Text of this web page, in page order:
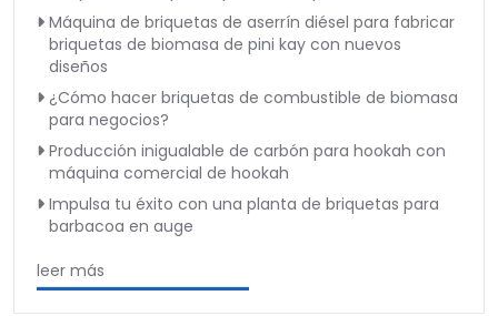
Máquina de briquetas de aserrín diésel para fabricar
briquetas de biomasa de pini kay con nuevos
diseños
¿Cómo hacer briquetas de combustible de biomasa
para negocios?
Producción inigualable de carbón para hookah con
máquina comercial de hookah
Impulsa tu éxito con una planta de briquetas para
barbacoa en auge
leer más